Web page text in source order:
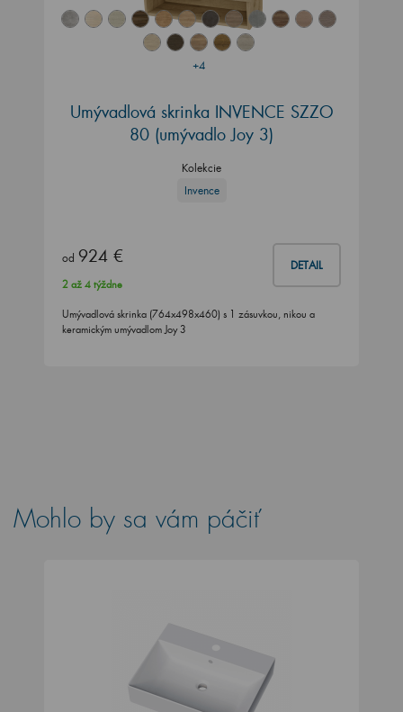
+4
Umývadlová skrinka INVENCE SZZO
80 (umývadlo Joy 3)
Kolekcie
Invence
od 924 € DETAIL
2 až 4 týždne
Umývadlová skrinka (764x498x460) s 1 zásuvkou, nikou a
keramickým umývadlom Joy 3
Mohlo by sa vám páčiť